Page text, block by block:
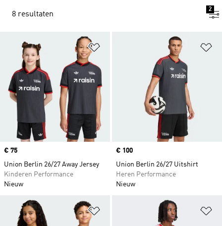
8 resultaten
2
Op verlanglijst zetten
Price
€ 75
Union Berlin 26/27 Away Jersey
Kinderen Performance
Nieuw
Price
€ 100
Union Berlin 26/27 Uitshirt
Heren Performance
Nieuw
Op verlanglijst zetten